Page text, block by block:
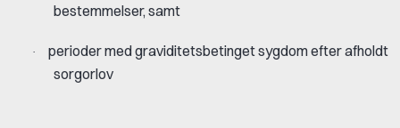
bestemmelser, samt
·
perioder med graviditetsbetinget sygdom efter afholdt
sorgorlov